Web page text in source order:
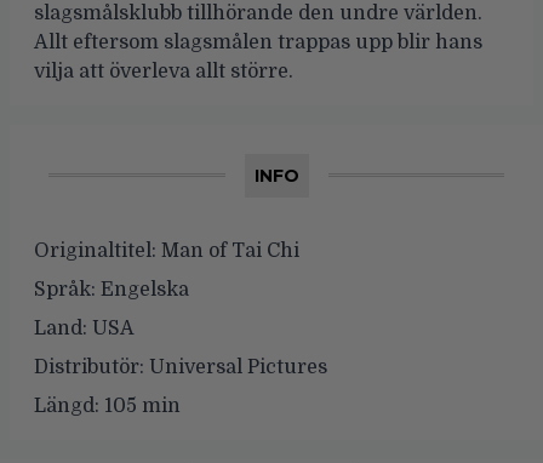
slagsmålsklubb tillhörande den undre världen.
Allt eftersom slagsmålen trappas upp blir hans
vilja att överleva allt större.
INFO
Originaltitel: Man of Tai Chi
Språk: Engelska
Land: USA
Distributör: Universal Pictures
Längd: 105 min